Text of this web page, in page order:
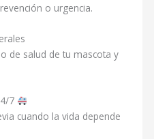
o urgencia.
de salud de tu mascota y
7
cuando la vida depende